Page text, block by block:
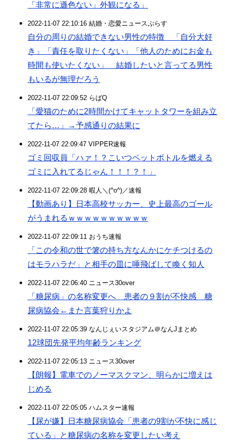
「非常に遜色ない」外観になる」
2022-11-07 22:10:16 結婚・恋愛ニュースぷらす
自分の周りの結婚できない男性の特徴 「自分大好
き」「責任を取りたくない」「他人のためにお金も
時間も使いたくない」 結婚したいと言ってる男性
もいるが無理だろう
2022-11-07 22:09:52 らばQ
「愛猫のために2時間かけてキャットタワーを組み立
てたら…」→予感通りの結果に
2022-11-07 22:09:47 VIPPER速報
ゴミ回収員「ハァ！？こいつペットボトルを燃える
ゴミに入れてるじゃん！！！？！」
2022-11-07 22:09:28 暇人＼(^o^)／速報
【動画あり】日本高校サッカー、史上最高のゴール
がうまれるｗｗｗｗｗｗｗｗｗｗ
2022-11-07 22:09:11 おうち速報
「この令和の世で箸の持ち方なんかにケチつけるの
はモラハラだ」と相手の皿に唾飛ばして喚く知人
2022-11-07 22:06:40 ニュース30over
「糖尿病」の名称変更へ 患者の９割が不快感 糖
尿病協会←また言葉狩りかよ
2022-11-07 22:05:39 なんじぇいスタジアム＠なんJまとめ
12球団先発平均年齢ランキング
2022-11-07 22:05:13 ニュース30over
【朗報】電車でのノーマスクマン、明らかに増えは
じめる
2022-11-07 22:05:05 ハムスター速報
【尿が嫌】日本糖尿病協会「患者の9割が不快に感じ
ている」と糖尿病の名称を変更したい考え